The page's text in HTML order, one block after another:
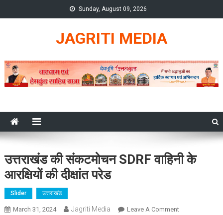
to
Sunday, August 09, 2026
JAGRITI MEDIA
उत्तराखंड की संकटमोचन SDRF वाहिनी के
आरक्षियों की दीक्षांत परेड
Slider उत्तराखंड
March 31, 2024 Jagriti Media Leave A CommentOn